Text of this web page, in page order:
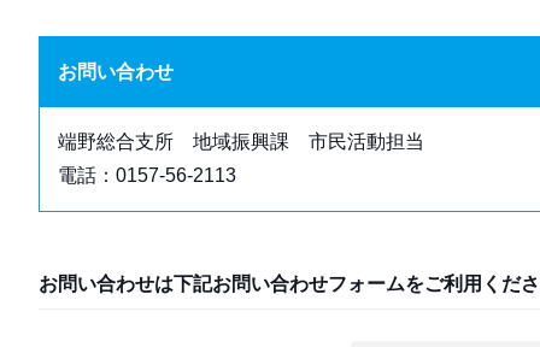
お問い合わせ
端野総合支所 地域振興課 市民活動担当
電話：0157-56-2113
お問い合わせは下記お問い合わせフォームをご利用くだ